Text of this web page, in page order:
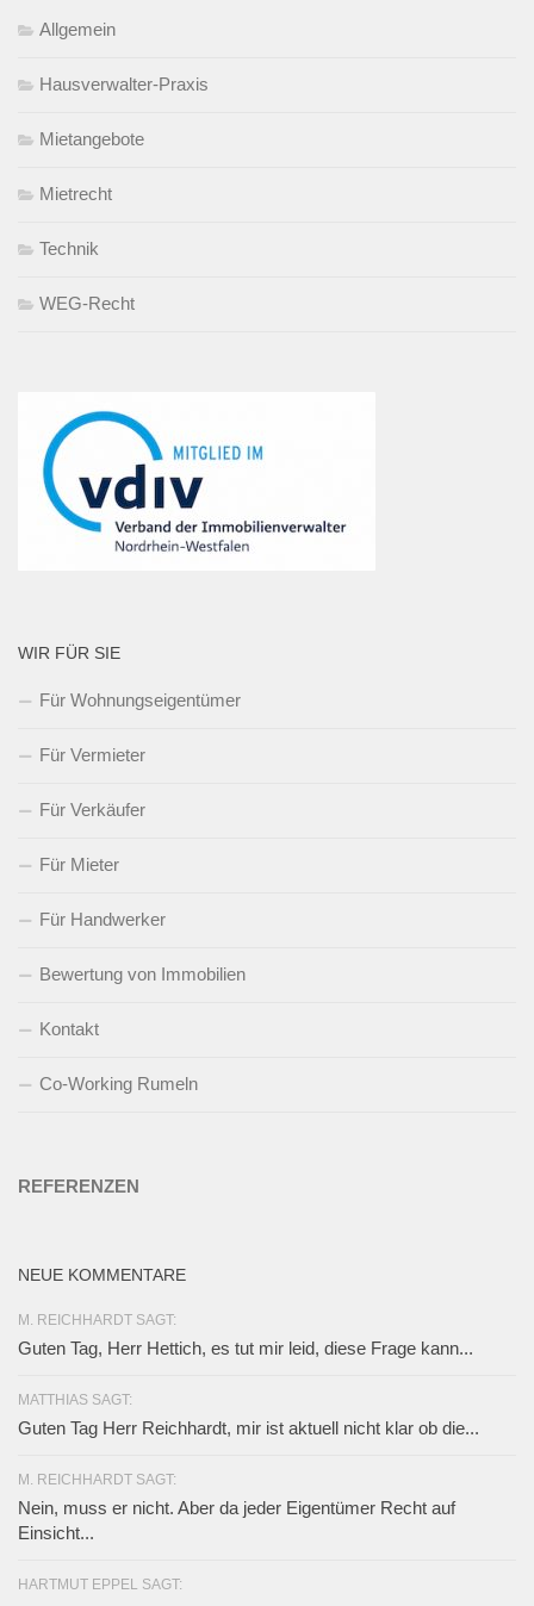
Allgemein
Hausverwalter-Praxis
Mietangebote
Mietrecht
Technik
WEG-Recht
WIR FÜR SIE
Für Wohnungseigentümer
Für Vermieter
Für Verkäufer
Für Mieter
Für Handwerker
Bewertung von Immobilien
Kontakt
Co-Working Rumeln
REFERENZEN
NEUE KOMMENTARE
M. REICHHARDT SAGT:
Guten Tag, Herr Hettich, es tut mir leid, diese Frage kann...
MATTHIAS SAGT:
Guten Tag Herr Reichhardt, mir ist aktuell nicht klar ob die...
M. REICHHARDT SAGT:
Nein, muss er nicht. Aber da jeder Eigentümer Recht auf
Einsicht...
HARTMUT EPPEL SAGT: